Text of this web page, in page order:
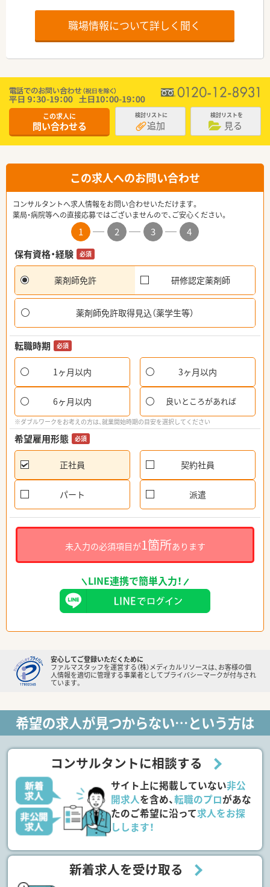
職場情報について詳しく聞く
この求人に
問い合わせる
検討リストに
追加
検討リストを
見る
この求人へのお問い合わせ
コンサルタントへ求人情報をお問い合わせいただけます。
薬局・病院等への直接応募ではございませんので、ご安心ください。
1 2 3
4
保有資格・経験
必須
薬剤師免許 研修認定薬剤師
薬剤師免許取得見込（薬学生等）
転職時期 必須
1ヶ月以内 3ヶ月以内
6ヶ月以内 良いところがあれば
※ダブルワークをお考えの方は、就業開始時期の目安を選択してください
希望雇用形態 必須
正社員 契約社員
パート 派遣
未入力の必須項目が1箇所あります
LINE連携で簡単入力！
安心してご登録いただくために
ファルマスタッフを運営する（株）メディカルリソースは、お客様の個
人情報を適切に管理する事業者としてプライバシーマークが付与され
ています。
希望の求人が見つからない…という方は
コンサルタントに相談する
サイト上に掲載していない非公
開求人を含め、転職のプロがあな
たのご希望に沿って求人をお探
しします！
新着求人を受け取る